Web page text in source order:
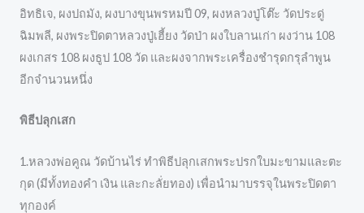
อิทธิเจ, ผงปถมัง, ผงบางขุนพรหมปี 09, ผงหลวงปู่โต๊ะ วัดประดู่
ฉิมพลี, ผงพระปิดตาหลวงปู่เฮี้ยง วัดป่า ผงใบลานเก่า ผงว่าน 108
ผงเกสร 108 ผงธูป 108 วัด และผงจากพระเครื่องชำรุดกรุลำพูน
อีกจำนวนหนึ่ง
พิธีปลุกเสก
1.หลวงพ่อคูณ วัดบ้านไร่ ทำพิธีปลุกเสกพระปรกใบมะขามและตะ
กุด (มีทั้งทองคำ เงิน และกะลั่ยทอง) เพื่อนำมาบรรจุในพระปิดตา
ทุกองค์